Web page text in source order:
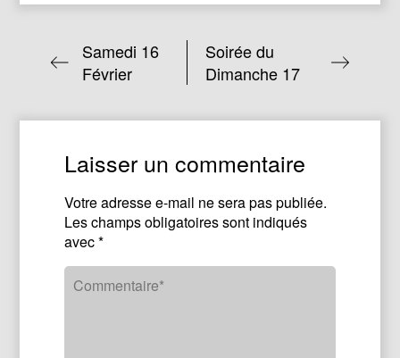
Samedi 16
Février
Soirée du
Dimanche 17
Laisser un commentaire
Votre adresse e-mail ne sera pas publiée.
Les champs obligatoires sont indiqués
avec*